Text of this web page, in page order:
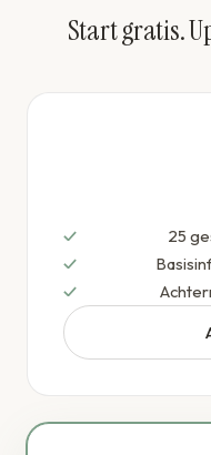
Start gratis.
25